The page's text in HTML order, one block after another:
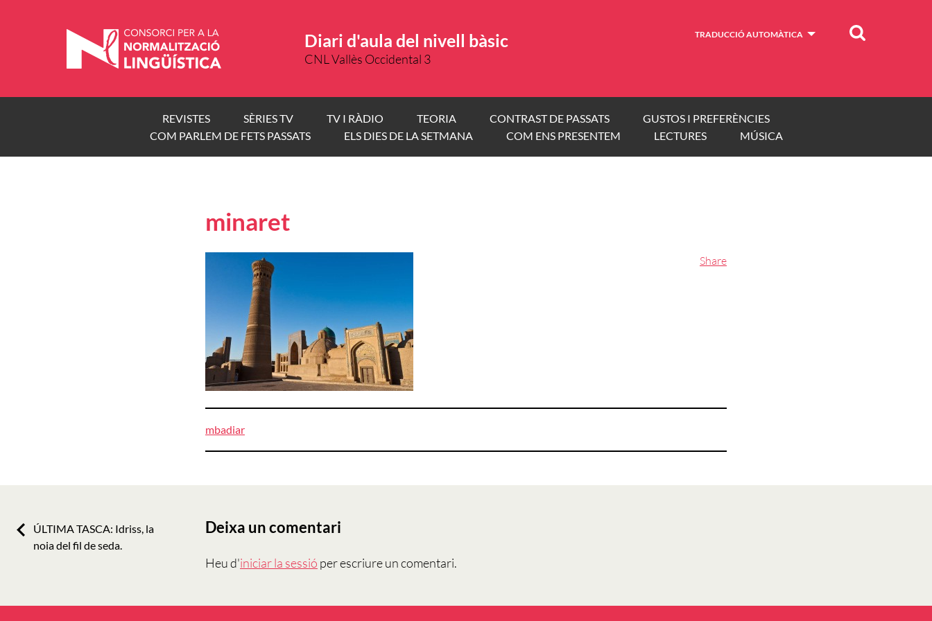
Diari d'aula del nivell bàsic
CNL Vallès Occidental 3
TRADUCCIÓ AUTOMÀTICA Cercar
REVISTES SÈRIES TV TV I RÀDIO TEORIA CONTRAST DE PASSATS
GUSTOS I PREFERÈNCIES
COM PARLEM DE FETS PASSATS
ELS DIES DE LA SETMANA COM ENS PRESENTEM LECTURES MÚSICA
minaret
Share
mbadiar
Previous:
ÚLTIMA TASCA: Idriss, la
noia del fil de seda.
Deixa un comentari
Heu d'iniciar la sessió per escriure un comentari.